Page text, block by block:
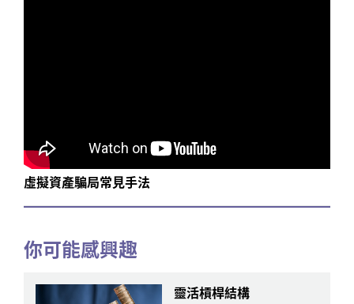
虛擬資產騙局常見手法
你可能感興趣
靈活槓桿結構